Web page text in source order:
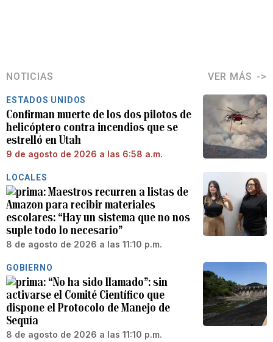
NOTICIAS VER MÁS
ESTADOS UNIDOS
Confirman muerte de los dos pilotos de
helicóptero contra incendios que se
estrelló en Utah
9 de agosto de 2026 a las 6:58 a.m.
LOCALES
Maestros recurren a listas de
Amazon para recibir materiales
escolares: “Hay un sistema que no nos
suple todo lo necesario”
8 de agosto de 2026 a las 11:10 p.m.
GOBIERNO
“No ha sido llamado”: sin
activarse el Comité Científico que
dispone el Protocolo de Manejo de
Sequía
8 de agosto de 2026 a las 11:10 p.m.